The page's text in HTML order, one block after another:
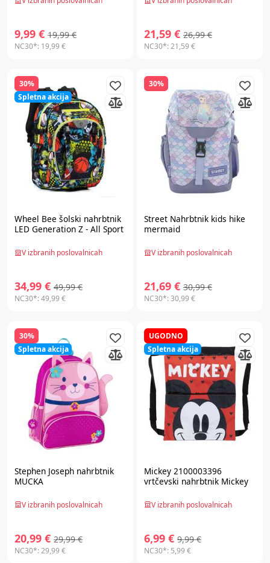
9,99 € 19,99 €
NC30*: 19,99 €
21,59 € 26,99 €
NC30*:21,59 €
30%
Spletna akcija
Wheel Bee šolski nahrbtnik
LED Generation Z - All Sport
V izbranih poslovalnicah
34,99 € 49,99 €
NC30*:49,99 €
30%
Street Nahrbtnik kids hike
mermaid
V izbranih poslovalnicah
21,69 € 30,99 €
NC30*:30,99 €
30%
Spletna akcija
Stephen Joseph nahrbtnik
MUCKA
V izbranih poslovalnicah
20,99 € 29,99 €
NC30*:29,99 €
UGODNO
Spletna akcija
Mickey 2100003396
vrtčevski nahrbtnik Mickey
V izbranih poslovalnicah
6,99 € 9,99 €
NC30*: 5,99 €